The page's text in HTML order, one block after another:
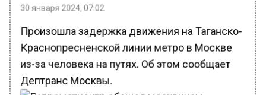
30 января 2024, 07:02
Произошла задержка движения на Таганско-
Краснопресненской линии метро в Москве
из-за человека на путях. Об этом сообщает
Дептранс Москвы.